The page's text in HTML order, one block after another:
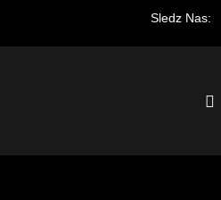
Sledz Nas: